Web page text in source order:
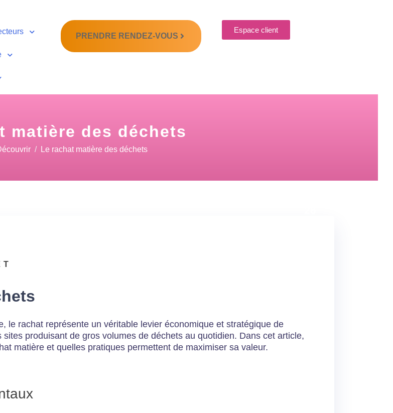
PRENDRE RENDEZ-VOUS
Espace client
matière des déchets
Le rachat matière des déchets
le rachat représente un véritable levier économique et stratégique de
produisant de gros volumes de déchets au quotidien. Dans cet article,
matière et quelles pratiques permettent de maximiser sa valeur.